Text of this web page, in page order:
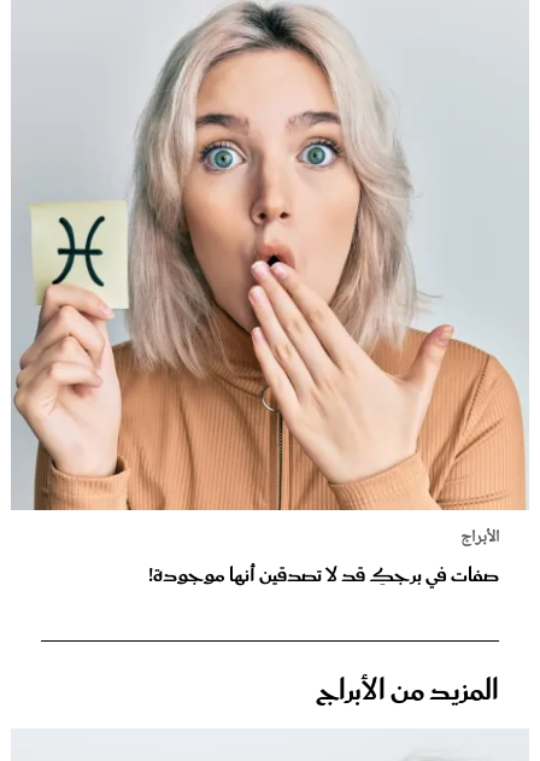
الأبراج
صفات في برجكِ قد لا تصدقين أنها موجودة!
المزيد من الأبراج